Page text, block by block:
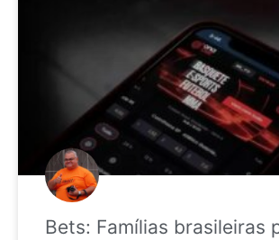
Bets: Famílias brasileiras